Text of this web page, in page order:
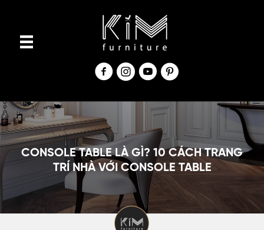
c
o
n
t
n
CONSOLE TABLE LÀ GÌ? 10 CÁCH TRANG
TRÍ NHÀ VỚI CONSOLE TABLE